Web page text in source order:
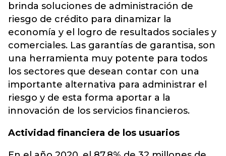
brinda soluciones de administración de
riesgo de crédito para dinamizar la
economía y el logro de resultados sociales y
comerciales. Las garantías de garantisa, son
una herramienta muy potente para todos
los sectores que desean contar con una
importante alternativa para administrar el
riesgo y de esta forma aportar a la
innovación de los servicios financieros.
Actividad financiera de los usuarios